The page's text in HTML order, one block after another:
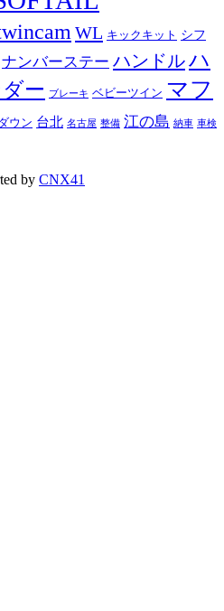
WL キックキット シフ
ナンバーステー ハンドルハ
ー ブレーキ ベビーツイン マフ
ウン 台北 名古屋 整備 江の島 納車 車検
by CNX41